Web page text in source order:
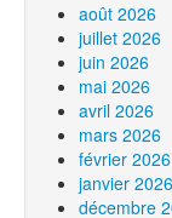
août 2026
juillet 2026
juin 2026
mai 2026
avril 2026
mars 2026
février 2026
janvier 2026
décembre